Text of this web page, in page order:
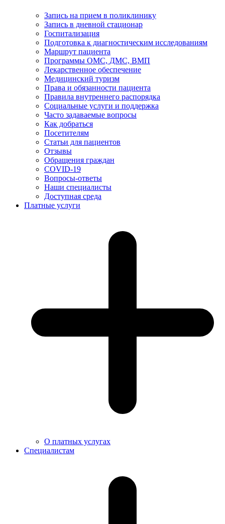
Запись на прием в поликлинику
Запись в дневной стационар
Госпитализация
Подготовка к диагностическим исследованиям
Маршрут пациента
Программы ОМС, ДМС, ВМП
Лекарственное обеспечение
Медицинский туризм
Права и обязанности пациента
Правила внутреннего распорядка
Социальные услуги и поддержка
Часто задаваемые вопросы
Как добраться
Посетителям
Статьи для пациентов
Отзывы
Обращения граждан
COVID-19
Вопросы-ответы
Наши специалисты
Доступная среда
Платные услуги
О платных услугах
Специалистам